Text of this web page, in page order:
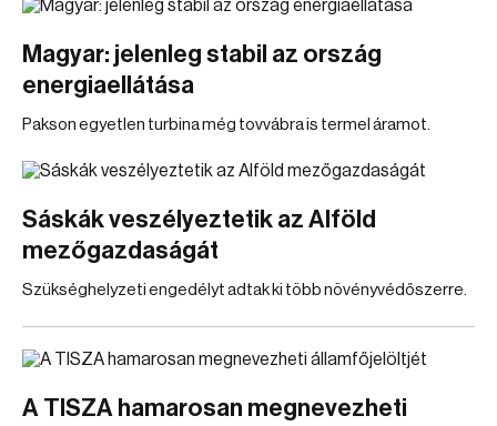
Magyar: jelenleg stabil az ország
energiaellátása
Pakson egyetlen turbina még tovvábra is termel áramot.
Sáskák veszélyeztetik az Alföld
mezőgazdaságát
Szükséghelyzeti engedélyt adtak ki több növényvédőszerre.
A TISZA hamarosan megnevezheti